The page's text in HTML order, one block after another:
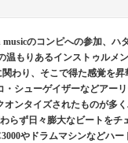
のコンピへの参加、
温もりあるインストゥルメ
わり、そこで得た感覚を
シューゲイザーなどアー
オンタイズされたものが多
らず日々膨大なビートを
やドラムマシンなどハ